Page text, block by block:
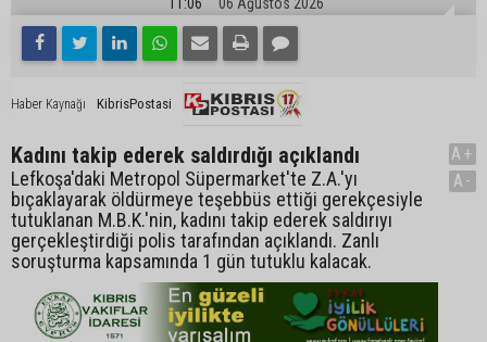
Haber Kaynağı KibrisPostasi
Kadını takip ederek saldırdığı açıklandı
Lefkoşa'daki Metropol Süpermarket'te Z.A.'yı
bıçaklayarak öldürmeye teşebbüs ettiği gerekçesiyle
tutuklanan M.B.K.'nin, kadını takip ederek saldırıyı
gerçekleştirdiği polis tarafından açıklandı. Zanlı
soruşturma kapsamında 1 gün tutuklu kalacak.
A+
A-